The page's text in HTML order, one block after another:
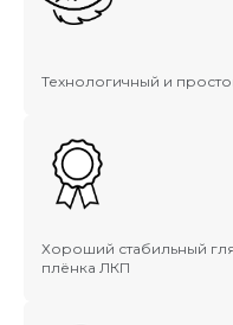
Технологичный и
Хороший стабильный
плёнка ЛКП